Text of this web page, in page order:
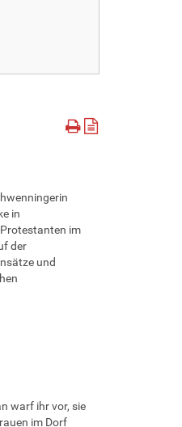
in
im
der
und
warf ihr vor, sie
im Dorf